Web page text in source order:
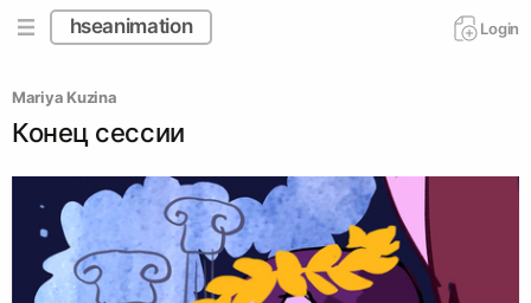
hseanimation Login
Mariya Kuzina
Конец сессии